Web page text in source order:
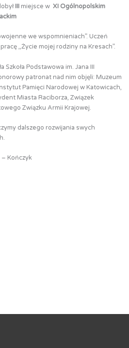
III miejsce w XI Ogólnopolskim
we wspomnieniach”. Uczeń
,,Życie mojej rodziny na Kresach”.
Podstawowa im. Jana III
patronat nad nim objęli: Muzeum
Pamięci Narodowej w Katowicach,
Miasta Raciborza, Związek
Związku Armii Krajowej.
dalszego rozwijania swych
Kończyk